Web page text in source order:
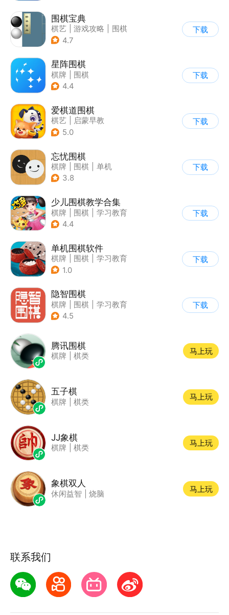
围棋宝典
棋艺 游戏攻略
围棋
4.7
下载
星阵围棋
棋牌
围棋
4.4
下载
爱棋道围棋
棋艺
启蒙早教
5.0
下载
忘忧围棋
棋牌 围棋
单机
3.8
下载
少儿围棋教学合集
棋牌 围棋
学习教育
4.4
下载
单机围棋软件
棋牌 围棋
学习教育
1.0
下载
隐智围棋
棋牌 围棋
学习教育
4.5
下载
腾讯围棋
棋牌 棋类
马上玩
五子棋
棋牌 棋类
马上玩
JJ象棋
棋牌 棋类
马上玩
象棋双人
休闲益智 烧脑
马上玩
联系我们